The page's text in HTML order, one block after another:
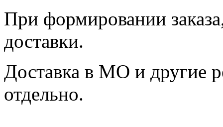
При формировании
доставки.
Доставка в МО и другие
отдельно.